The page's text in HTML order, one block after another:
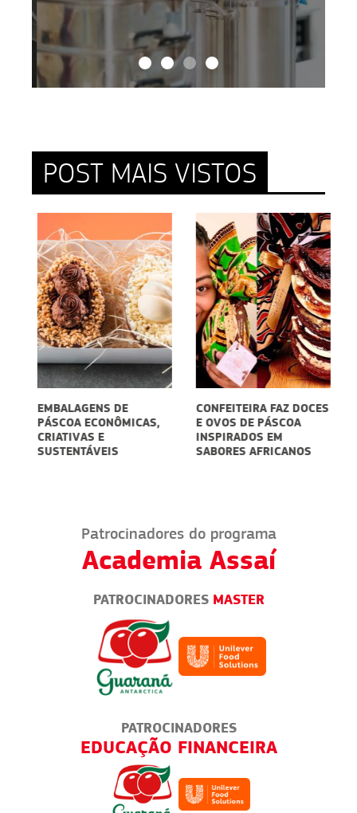
POST MAIS VISTOS
EMBALAGENS DE
PÁSCOA ECONÔMICAS,
CRIATIVAS E
SUSTENTÁVEIS
CONFEITEIRA FAZ DOCES
E OVOS DE PÁSCOA
INSPIRADOS EM
SABORES AFRICANOS
Patrocinadores do programa
Academia Assaí
PATROCINADORES MASTER
PATROCINADORES
EMPREENDER NA PRÁTICA